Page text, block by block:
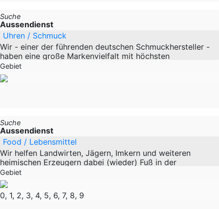
Suche
Aussendienst
Uhren / Schmuck
Wir - einer der führenden deutschen Schmuckhersteller -
haben eine große Markenvielfalt mit höchsten
Qualitätsstandards und starken Designs. Für unsere
Marken suchen wir zum nächstmöglichen
Gebiet
Suche
Aussendienst
Food / Lebensmittel
Wir helfen Landwirten, Jägern, Imkern und weiteren
heimischen Erzeugern dabei (wieder) Fuß in der
Regionalen, aber auch Nationalen Direktvermarktung zu
fassen. Dazu erhalten sie von uns alle
Gebiet
0, 1, 2, 3, 4, 5, 6, 7, 8, 9